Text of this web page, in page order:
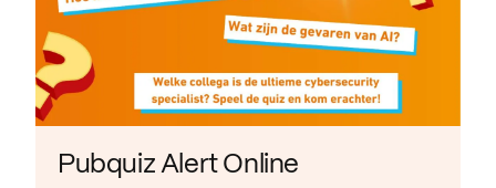
Pubquiz Alert Online